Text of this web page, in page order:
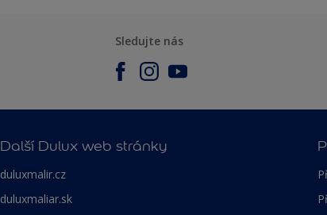
Sledujte nás
Další Dulux web stránky
duluxmalir.cz
duluxmaliar.sk